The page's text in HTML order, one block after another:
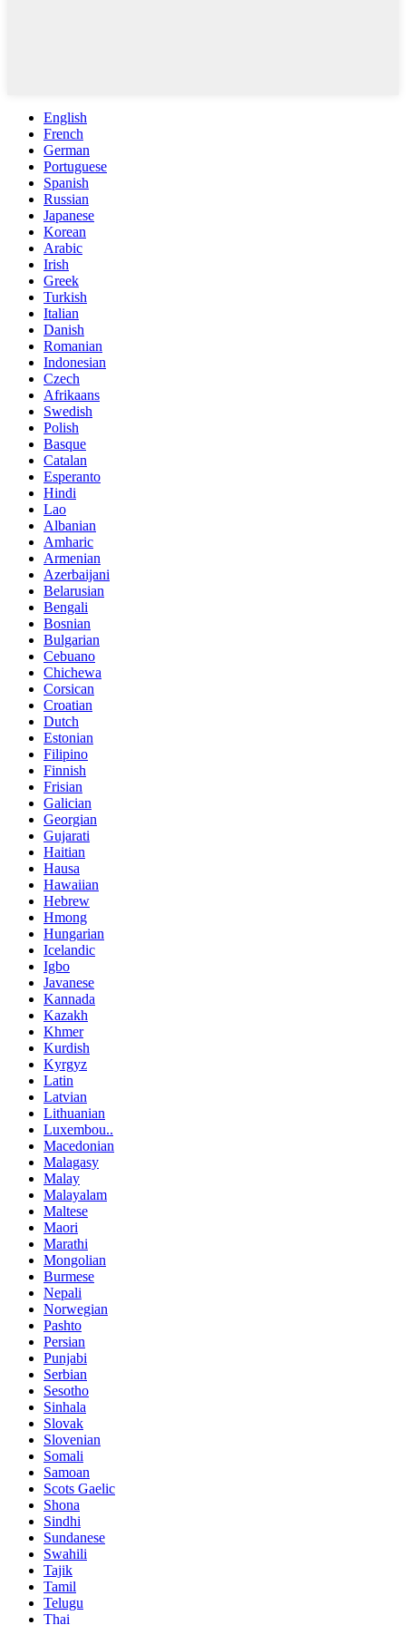
English
French
German
Portuguese
Spanish
Russian
Japanese
Korean
Arabic
Irish
Greek
Turkish
Italian
Danish
Romanian
Indonesian
Czech
Afrikaans
Swedish
Polish
Basque
Catalan
Esperanto
Hindi
Lao
Albanian
Amharic
Armenian
Azerbaijani
Belarusian
Bengali
Bosnian
Bulgarian
Cebuano
Chichewa
Corsican
Croatian
Dutch
Estonian
Filipino
Finnish
Frisian
Galician
Georgian
Gujarati
Haitian
Hausa
Hawaiian
Hebrew
Hmong
Hungarian
Icelandic
Igbo
Javanese
Kannada
Kazakh
Khmer
Kurdish
Kyrgyz
Latin
Latvian
Lithuanian
Luxembou..
Macedonian
Malagasy
Malay
Malayalam
Maltese
Maori
Marathi
Mongolian
Burmese
Nepali
Norwegian
Pashto
Persian
Punjabi
Serbian
Sesotho
Sinhala
Slovak
Slovenian
Somali
Samoan
Scots Gaelic
Shona
Sindhi
Sundanese
Swahili
Tajik
Tamil
Telugu
Thai